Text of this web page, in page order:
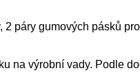
2 páry gumových pásků
na výrobní vady. Podle